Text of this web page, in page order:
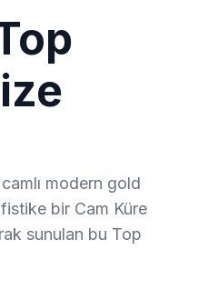
modern gold
bir Cam Küre
sunulan bu Top